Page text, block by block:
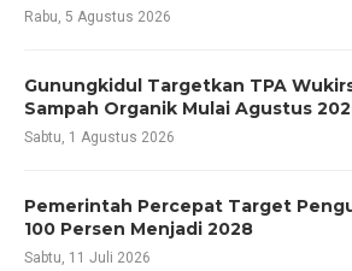
Rabu, 5 Agustus 2026
Gunungkidul Targetkan TPA
Sampah Organik Mulai Agustus
Sabtu, 1 Agustus 2026
Pemerintah Percepat Target
100 Persen Menjadi 2028
Sabtu, 11 Juli 2026